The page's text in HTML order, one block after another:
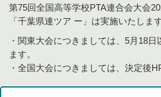
第75回全国高等学校PTA連合会大会
「千葉県連ツア ー」は実施いたします
・関東大会につきましては、5月18
ます。
・全国大会につきましては、決定後